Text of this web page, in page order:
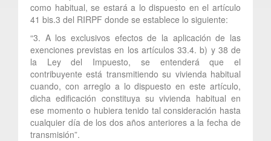
como habitual, se estará a lo dispuesto en el artículo
41 bis.3 del RIRPF donde se establece lo siguiente:
“3. A los exclusivos efectos de la aplicación de las
exenciones previstas en los artículos 33.4. b) y 38 de
la Ley del Impuesto, se entenderá que el
contribuyente está transmitiendo su vivienda habitual
cuando, con arreglo a lo dispuesto en este artículo,
dicha edificación constituya su vivienda habitual en
ese momento o hubiera tenido tal consideración hasta
cualquier día de los dos años anteriores a la fecha de
transmisión”.